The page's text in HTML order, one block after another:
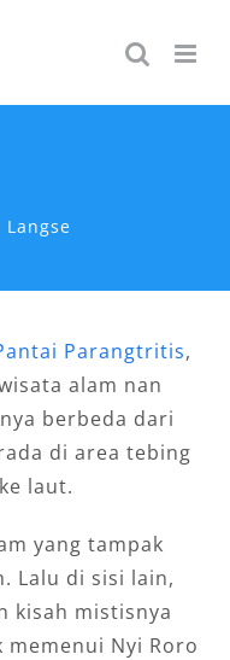
Langse
Parangtritis,
alam nan
berbeda dari
di area tebing
laut.
yang tampak
Lalu di sisi lain,
kisah mistisnya
Nyi Roro